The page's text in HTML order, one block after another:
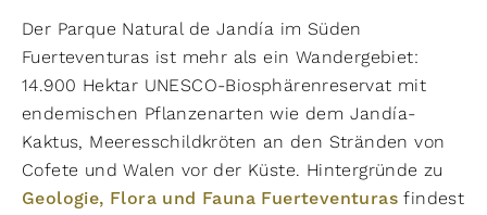
Der Parque Natural de Jandía im Süden
Fuerteventuras ist mehr als ein Wandergebiet:
14.900 Hektar UNESCO-Biosphärenreservat mit
endemischen Pflanzenarten wie dem Jandía-
Kaktus, Meeresschildkröten an den Stränden von
Cofete und Walen vor der Küste. Hintergründe zu
Geologie, Flora und Fauna Fuerteventuras findest